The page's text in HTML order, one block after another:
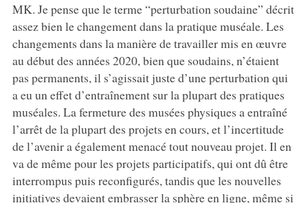
MK. Je pense que le terme “perturbation soudaine” décrit
assez bien le changement dans la pratique muséale. Les
changements dans la manière de travailler mis en œuvre
au début des années 2020, bien que soudains, n’étaient
pas permanents, il s’agissait juste d’une perturbation qui
a eu un effet d’entraînement sur la plupart des pratiques
muséales. La fermeture des musées physiques a entraîné
l’arrêt de la plupart des projets en cours, et l’incertitude
de l’avenir a également menacé tout nouveau projet. Il en
va de même pour les projets participatifs, qui ont dû être
interrompus puis reconfigurés, tandis que les nouvelles
initiatives devaient embrasser la sphère en ligne, même si